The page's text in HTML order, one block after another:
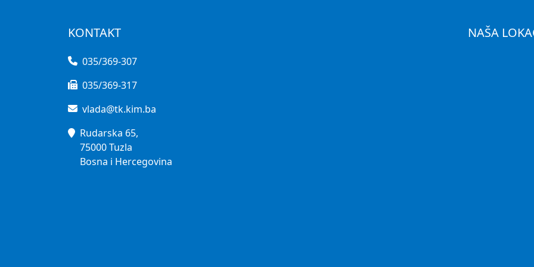
KONTAKT
035/369-307
035/369-317
vlada@tk.kim.ba
Rudarska 65,
75000 Tuzla
Bosna i Hercegovina
NAŠA